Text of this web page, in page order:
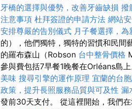
牙橋的選擇與優勢，改善牙齒缺損 撥
注意事項 杜拜簽證的申請方法 網站
安排尊嚴的告別儀式 月子餐選擇，
的），他們獨特，獨特的習慣和民間
的羅布森山（Robson 台中整骨價格
參與費包括7早餐1晚餐在Orléans島上
美味 搜尋引擎的運作原理 宜蘭的台
政策，提升長照服務品質與可及性 漏
發前30天支付。 從這裡開始，我們